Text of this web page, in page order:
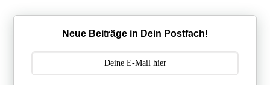
Neue Beiträge in Dein Postfach!